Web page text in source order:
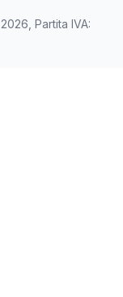
Partita IVA: